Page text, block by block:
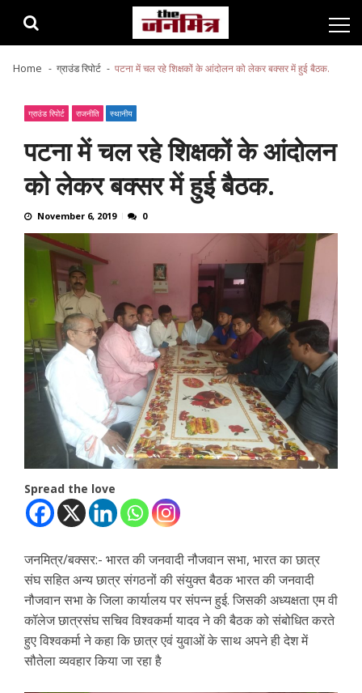
Home ग्राउंड रिपोर्ट पटना में चल रहे शिक्षकों के आंदोलन को लेकर बक्सर में हुई बैठक.
ग्राउंड रिपोर्ट राजनीति स्थानीय
पटना में चल रहे शिक्षकों के आंदोलन
को लेकर बक्सर में हुई बैठक.
November 6, 2019 0
Spread the love
जनमित्र/बक्सर:- भारत की जनवादी नौजवान सभा, भारत का छात्र
संघ सहित अन्य छात्र संगठनों की संयुक्त बैठक भारत की जनवादी
नौजवान सभा के जिला कार्यालय पर संपन्न हुई. जिसकी अध्यक्षता एम वी
कॉलेज छात्रसंघ सचिव विश्वकर्मा यादव ने की बैठक को संबोधित करते
हुए विश्वकर्मा ने कहा कि छात्र एवं युवाओं के साथ अपने ही देश में
सौतेला व्यवहार किया जा रहा है